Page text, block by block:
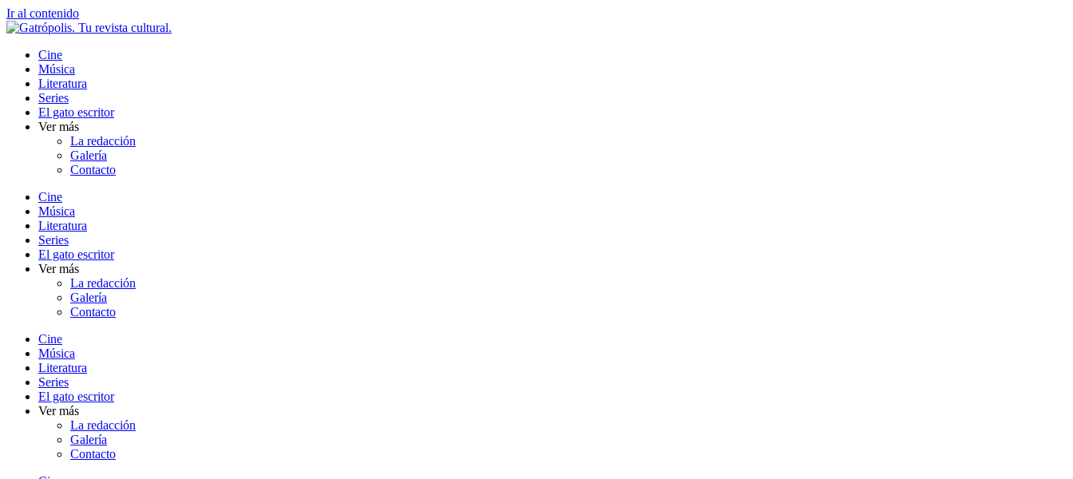
Ir al contenido
Cine
Música
Literatura
Series
El gato escritor
Ver más
La redacción
Galería
Contacto
Cine
Música
Literatura
Series
El gato escritor
Ver más
La redacción
Galería
Contacto
Cine
Música
Literatura
Series
El gato escritor
Ver más
La redacción
Galería
Contacto